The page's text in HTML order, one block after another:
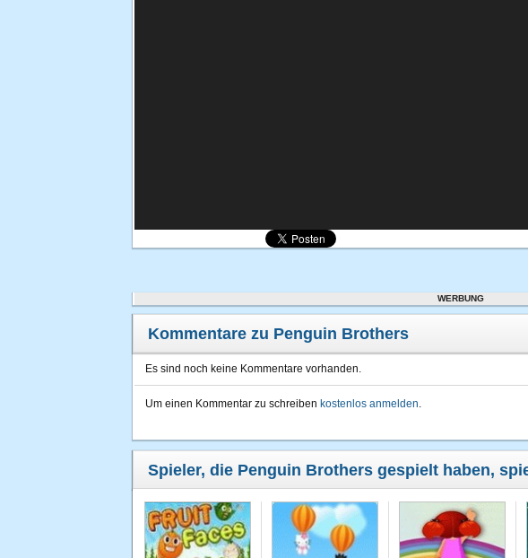
WERBUNG
Kommentare zu Penguin Brothers
Es sind noch keine Kommentare vorhanden.
Um einen Kommentar zu schreiben kostenlos anmelden.
Spieler, die Penguin Brothers gespielt haben,